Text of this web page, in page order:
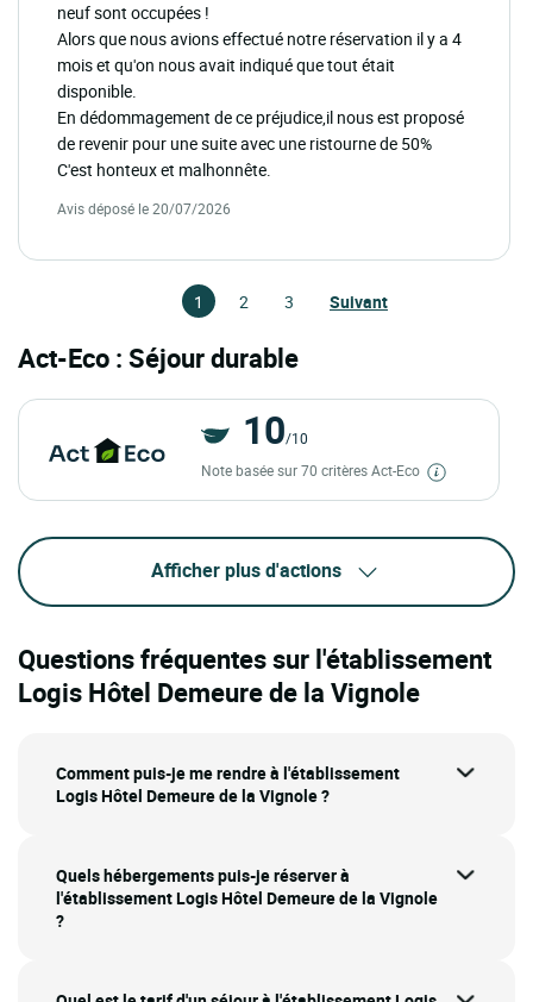
neuf sont occupées !
Alors que nous avions effectué notre réservation il y a 4
mois et qu'on nous avait indiqué que tout était
disponible.
En dédommagement de ce préjudice,il nous est proposé
de revenir pour une suite avec une ristourne de 50%
C'est honteux et malhonnête.
Avis déposé le 20/07/2026
1 2 3 Suivant
Act-Eco : Séjour durable
10/10
Note basée sur 70 critères Act-Eco
Afficher plus d'actions
Questions fréquentes sur l'établissement
Logis Hôtel Demeure de la Vignole
Comment puis-je me rendre à l'établissement
Logis Hôtel Demeure de la Vignole ?
Quels hébergements puis-je réserver à
l'établissement Logis Hôtel Demeure de la Vignole
?